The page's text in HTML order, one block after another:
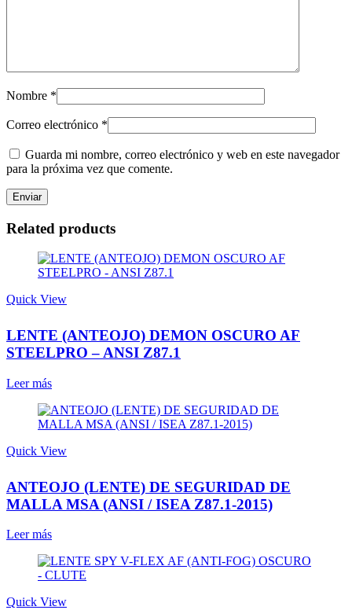
Nombre *
Correo electrónico *
Guarda mi nombre, correo electrónico y web en este navegador
para la próxima vez que comente.
Related products
Quick View
LENTE (ANTEOJO) DEMON OSCURO AF
STEELPRO – ANSI Z87.1
Leer más
Quick View
ANTEOJO (LENTE) DE SEGURIDAD DE
MALLA MSA (ANSI / ISEA Z87.1-2015)
Leer más
Quick View